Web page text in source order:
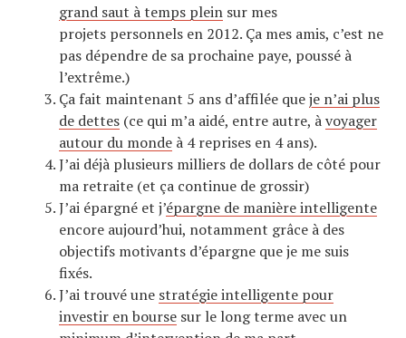
grand saut à temps plein sur mes
projets personnels en 2012. Ça mes amis, c’est ne
pas dépendre de sa prochaine paye, poussé à
l’extrême.)
Ça fait maintenant 5 ans d’affilée queje n’ai plus
de dettes (ce qui m’a aidé, entre autre, àvoyager
autour du monde à 4 reprises en 4 ans).
J’ai déjà plusieurs milliers de dollars de côté pour
ma retraite (et ça continue de grossir)
J’ai épargné et j’épargne de manière intelligente
encore aujourd’hui, notamment grâce à des
objectifs motivants d’épargne que je me suis
fixés.
J’ai trouvé une stratégie intelligente pour
investir en bourse sur le long terme avec un